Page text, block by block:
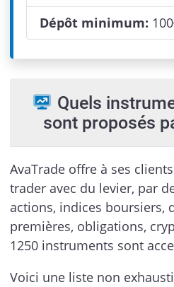
Dépôt minimum: 100
Quels
sont proposés
AvaTrade offre à ses
trader avec du levier, par
actions, indices boursiers,
premières, obligations,
1250 instruments sont
Voici une liste non